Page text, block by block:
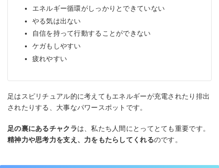
エネルギー循環がしっかりとできていない
やる気は出ない
自信を持って行動することができない
ケガもしやすい
疲れやすい
足はスピリチュアル的に考えてもエネルギーが充電されたり排出
されたりする、大事なパワースポットです。
足の裏にあるチャクラは、私たち人間にとってとても重要です。
精神力や思考力を支え、力をもたらしてくれるのです。